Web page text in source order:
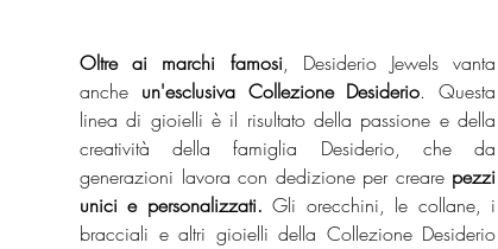
Oltre ai marchi famosi, Desiderio Jewels vanta
anche un'esclusiva Collezione Desiderio. Questa
linea di gioielli è il risultato della passione e della
creatività della famiglia Desiderio, che da
generazioni lavora con dedizione per creare pezzi
unici e personalizzati. Gli orecchini, le collane, i
bracciali e altri gioielli della Collezione Desiderio